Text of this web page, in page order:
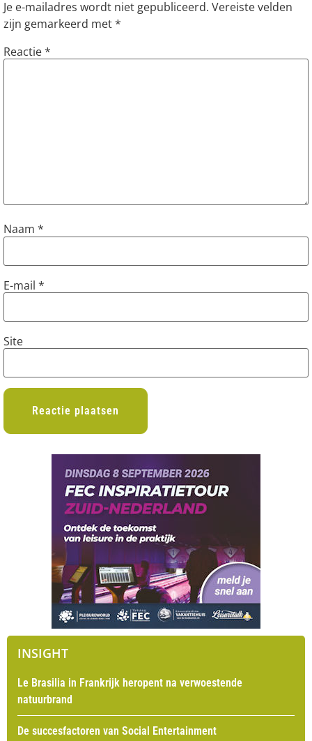
Je e-mailadres wordt niet gepubliceerd. Vereiste velden
zijn gemarkeerd met*
Reactie*
Naam *
E-mail *
Site
INSIGHT
Le Brasilia in Frankrijk heropent na verwoestende
natuurbrand
De succesfactoren van Social Entertainment